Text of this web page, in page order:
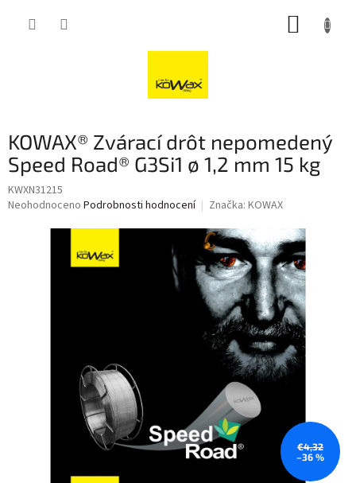
KOWAX® Zvárací drôt nepomedený
Speed Road® G3Si1 ø 1,2 mm 15 kg
KWXN31215
Průměrné
Neohodnoceno Podrobnosti hodnocení Značka: KOWAX
€4,32
–36 %